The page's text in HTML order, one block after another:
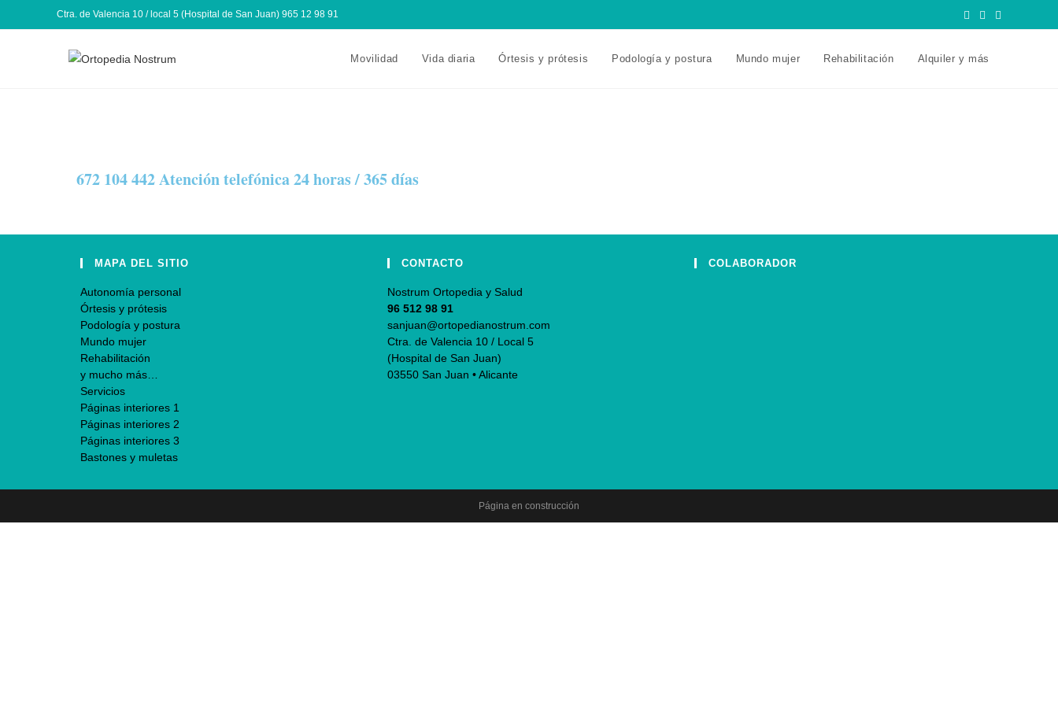
Ctra. de Valencia 10 / local 5 (Hospital de San Juan) 965 12 98 91
Movilidad Vida diaria Órtesis y prótesis Podología y postura Mundo mujer Rehabilitación Alquiler y más
672 104 442 Atención telefónica 24 horas / 365 días
MAPA DEL SITIO
Autonomía personal
Órtesis y prótesis
Podología y postura
Mundo mujer
Rehabilitación
y mucho más…
Servicios
Páginas interiores 1
Páginas interiores 2
Páginas interiores 3
Bastones y muletas
CONTACTO
Nostrum Ortopedia y Salud
96 512 98 91
sanjuan@ortopedianostrum.com
Ctra. de Valencia 10 / Local 5
(Hospital de San Juan)
03550 San Juan • Alicante
COLABORADOR
Página en construcción